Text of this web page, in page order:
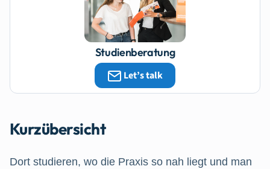
Kurzübersicht
Dort studieren, wo die Praxis so nah liegt und man
Studienberatung
Let’s talk